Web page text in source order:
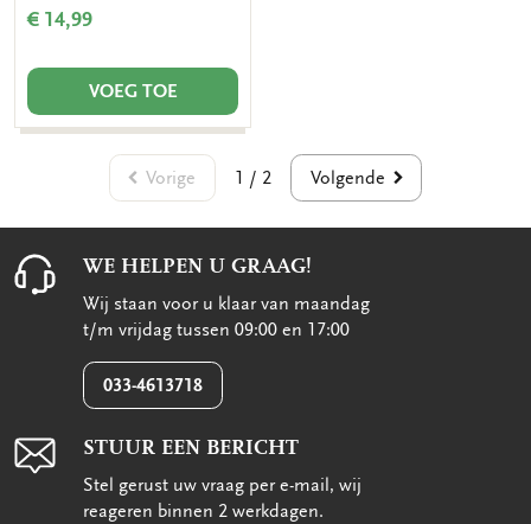
€ 14,99
VOEG TOE
Vorige 1 / 2 Volgende
WE HELPEN U GRAAG!
Wij staan voor u klaar van maandag
t/m vrijdag tussen 09:00 en 17:00
033-4613718
STUUR EEN BERICHT
Stel gerust uw vraag per e-mail, wij
reageren binnen 2 werkdagen.